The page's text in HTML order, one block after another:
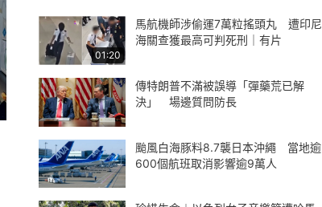
01:20
馬航機師涉偷運7萬粒搖頭丸 遭印尼
海關查獲最高可判死刑｜有片
傳特朗普不滿被誤導「彈藥荒已解
決」 場邊質問防長
颱風白海豚料8.7襲日本沖繩 當地逾
600個航班取消影響逾9萬人